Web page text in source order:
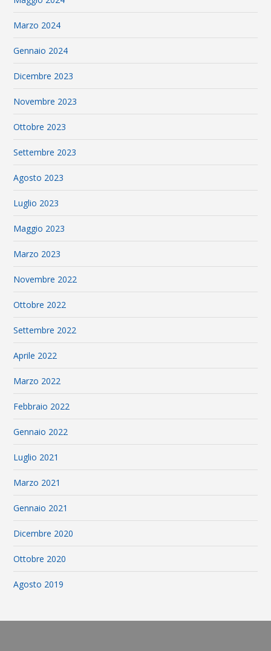
Marzo 2024
Gennaio 2024
Dicembre 2023
Novembre 2023
Ottobre 2023
Settembre 2023
Agosto 2023
Luglio 2023
Maggio 2023
Marzo 2023
Novembre 2022
Ottobre 2022
Settembre 2022
Aprile 2022
Marzo 2022
Febbraio 2022
Gennaio 2022
Luglio 2021
Marzo 2021
Gennaio 2021
Dicembre 2020
Ottobre 2020
Agosto 2019